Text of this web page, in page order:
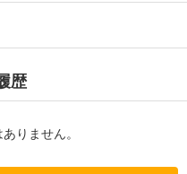
歴
りません。